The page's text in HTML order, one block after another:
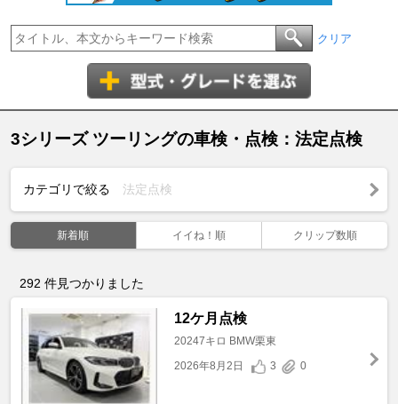
クリア
3シリーズ ツーリングの車検・点検：法定点検
カテゴリで絞る 法定点検
新着順 イイね！順 クリップ数順
292 件見つかりました
12ケ月点検
20247キロ BMW栗東
2026年8月2日
3 0